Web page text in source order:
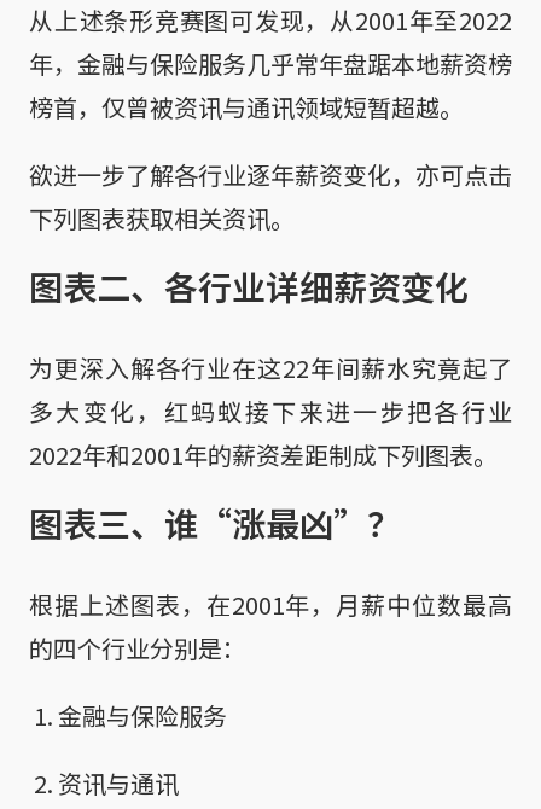
从上述条形竞赛图可发现，从2001年至2022
年，金融与保险服务几乎常年盘踞本地薪资榜
榜首，仅曾被资讯与通讯领域短暂超越。
欲进一步了解各行业逐年薪资变化，亦可点击
下列图表获取相关资讯。
图表二、各行业详细薪资变化
为更深入解各行业在这22年间薪水究竟起了
多大变化，红蚂蚁接下来进一步把各行业
2022年和2001年的薪资差距制成下列图表。
图表三、谁“涨最凶”？
根据上述图表，在2001年，月薪中位数最高
的四个行业分别是：
金融与保险服务
资讯与通讯